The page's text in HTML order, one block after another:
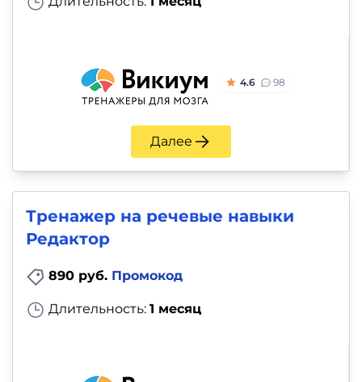
4.6 98
Далее
Тренажер на речевые навыки
Редактор
890 руб. Промокод
Длительность: 1 месяц